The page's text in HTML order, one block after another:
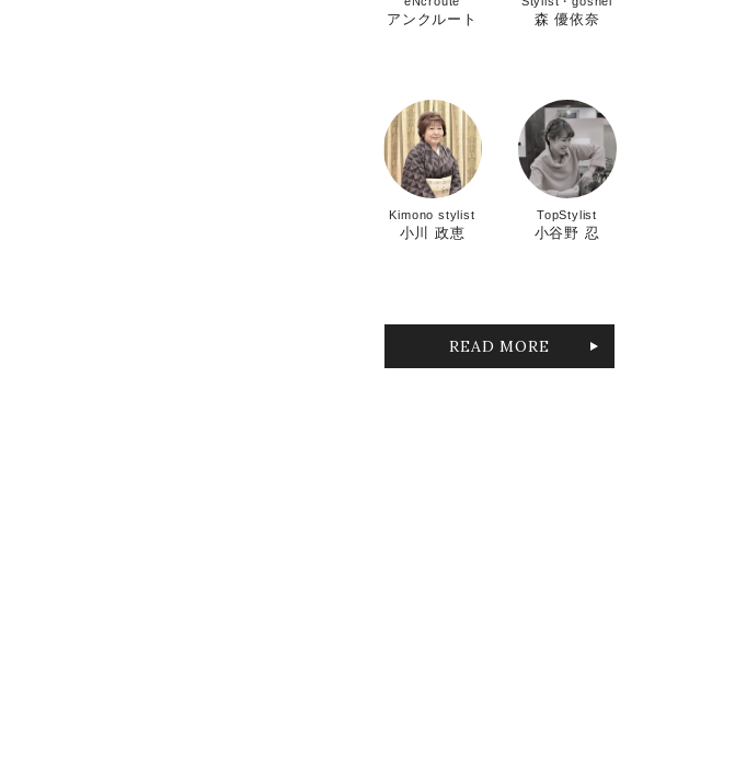
アンクルート 森 優依奈
Kimono stylist
小川 政恵
TopStylist
小谷野 忍
READ MORE